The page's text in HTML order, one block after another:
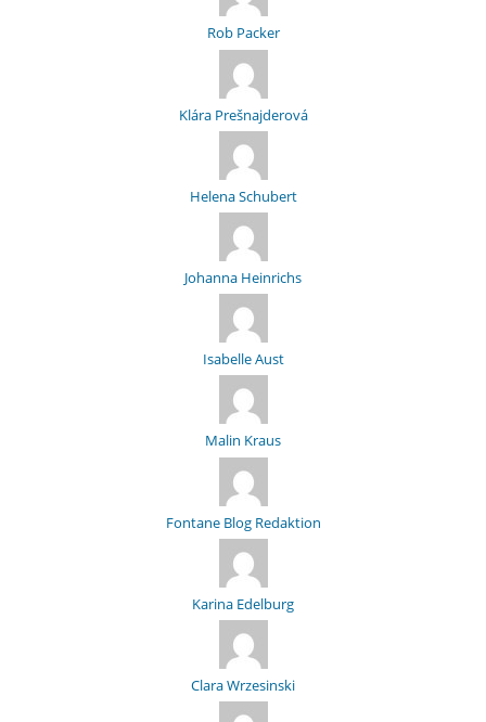
Rob Packer
Klára Prešnajderová
Helena Schubert
Johanna Heinrichs
Isabelle Aust
Malin Kraus
Fontane Blog Redaktion
Karina Edelburg
Clara Wrzesinski